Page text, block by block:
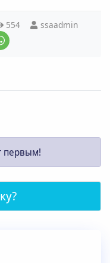
554 ssaadmin
первым!